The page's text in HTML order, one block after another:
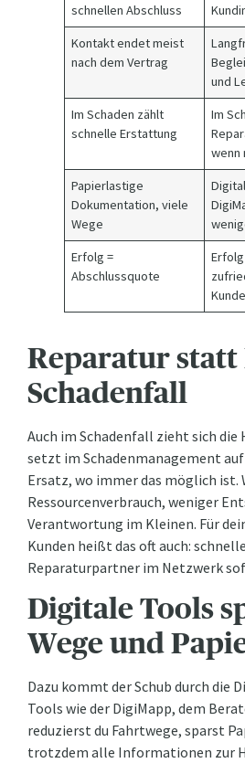
schnellen Abschluss
Kontakt endet meist
nach dem Vertrag
und
Im Schaden zählt
schnelle Erstattung
Im
wenn
Papierlastige
Dokumentation, viele
Wege
Erfolg =
Abschlussquote
Reparatur statt
Schadenfall
Auch im Schadenfall zieht sich die
setzt im Schadenmanagement
Ersatz, wo immer das möglich ist.
Ressourcenverbrauch, weniger
Verantwortung im Kleinen. Für
Kunden heißt das oft auch:
Reparaturpartner im Netzwerk
Digitale Tools
Wege und
Dazu kommt der Schub durch die
Tools wie der DigiMapp, dem
reduzierst du Fahrtwege, sparst
trotzdem alle Informationen zur